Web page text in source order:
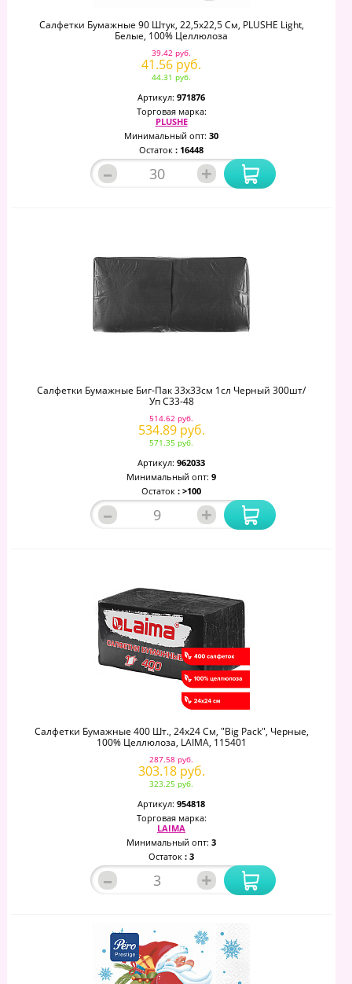
Салфетки Бумажные 90 Штук, 22,5х22,5 См, PLUSHE Light,
Белые, 100% Целлюлоза
39.42 руб.
41.56 руб.
44.31 руб.
Артикул: 971876
Торговая марка:
PLUSHE
Минимальный опт: 30
Остаток : 16448
– +
Салфетки Бумажные Биг-Пак 33х33см 1сл Черный 300шт/
Уп С33-48
514.62 руб.
534.89 руб.
571.35 руб.
Артикул: 962033
Минимальный опт: 9
Остаток : >100
– +
Салфетки Бумажные 400 Шт., 24х24 См, "Big Pack", Черные,
100% Целлюлоза, LAIMA, 115401
287.58 руб.
303.18 руб.
323.25 руб.
Артикул: 954818
Торговая марка:
LAIMA
Минимальный опт: 3
Остаток : 3
– +